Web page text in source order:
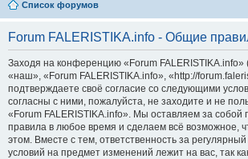
Список форумов
Forum FALERISTIKA.info - Общие
Заходя на конференцию «Forum
«наш», «Forum FALERISTIKA.info», «http://
подтверждаете своё согласие со следующими
согласны с ними, пожалуйста, не заходите и не
«Forum FALERISTIKA.info». Мы оставляем за собой
правила в любое время и сделаем всё возможное,
этом. Вместе с тем, ответственность за
условий на предмет изменений лежит на вас, так